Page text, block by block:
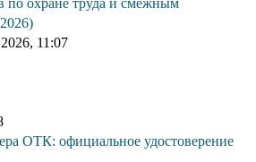
по охране труда и смежным
11:07
ОТК: официальное удостоверение